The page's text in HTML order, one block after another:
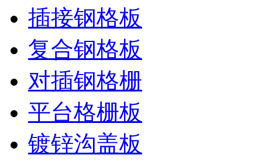
插接钢格板
复合钢格板
对插钢格栅
平台格栅板
镀锌沟盖板